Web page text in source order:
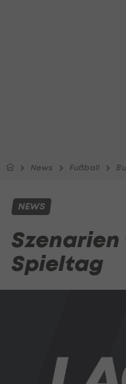
News Fußball
NEWS
Spieltag